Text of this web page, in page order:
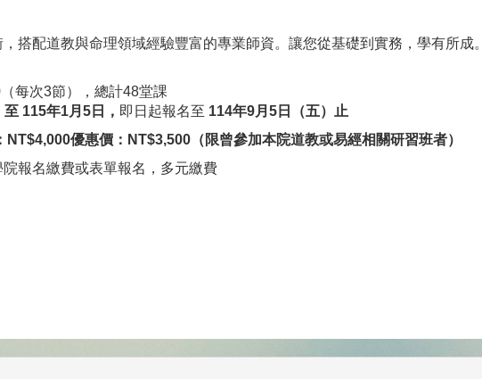
搭配道教與命理領域經驗豐富的專業師資。讓您從基礎到實務，學有所成。
每次3節），總計48堂課
115年1月5日， 即日起報名至 114年9月5日（五）止
NT$4,000優惠價：NT$3,500（限曾參加本院道教或易經相關研習班者）
報名繳費或表單報名，多元繳費